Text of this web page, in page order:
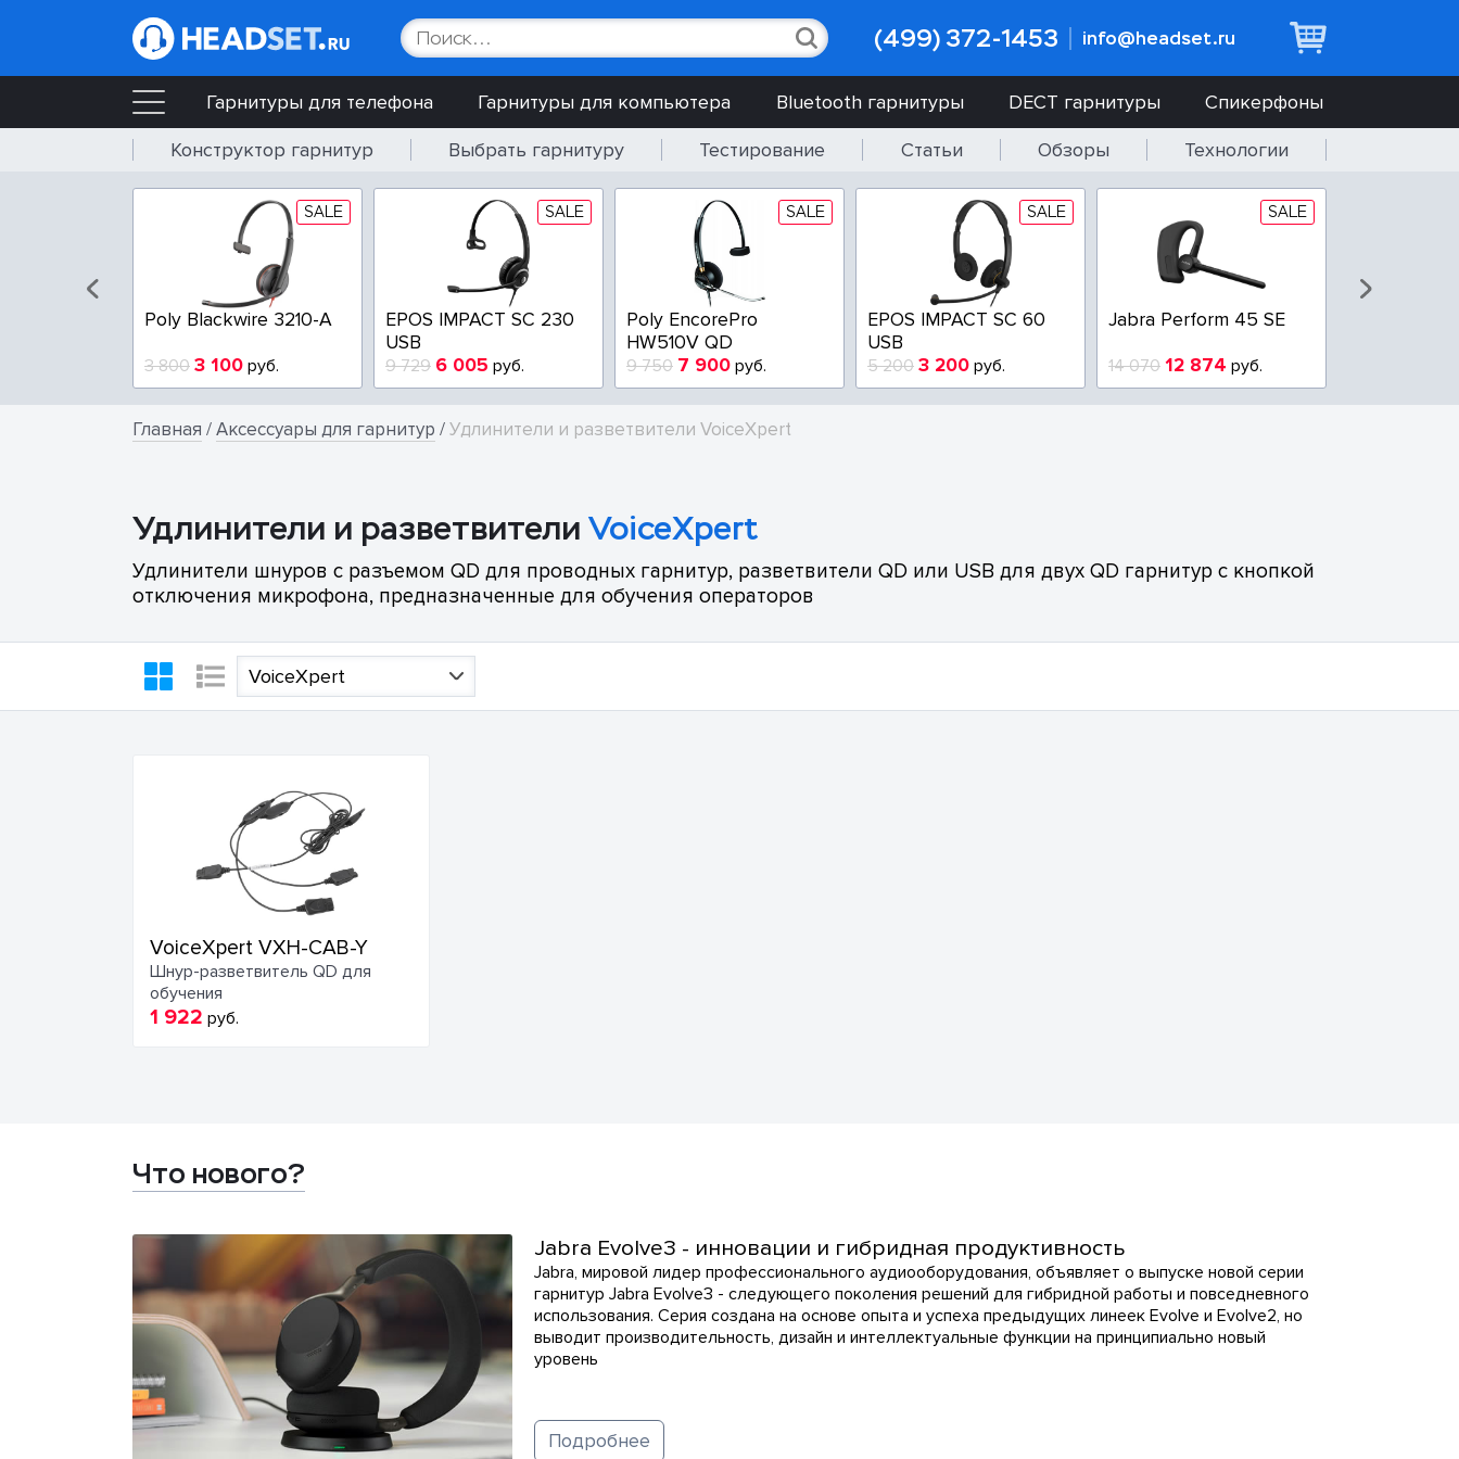
(499) 372-1453 info@headset.ru
Гарнитуры для телефона Гарнитуры для компьютера Bluetooth гарнитуры DECT гарнитуры
Спикерфоны
Конструктор гарнитур
Выбрать гарнитуру Тестирование Статьи Обзоры Технологии
SALE
Poly Blackwire 3210-A
3 800 3 100 руб.
SALE
EPOS IMPACT SC 230
USB
9 729 6 005 руб.
SALE
Poly EncorePro
HW510V QD
9 750 7 900 руб.
SALE
EPOS IMPACT SC 60
USB
5 200 3 200 руб.
SALE
Jabra Perform 45 SE
14 070 12 874 руб.
Главная /Аксессуары для гарнитур /Удлинители и разветвители VoiceXpert
Удлинители и разветвители VoiceXpert
Удлинители шнуров с разъемом QD для проводных гарнитур, разветвители QD или USB для двух QD гарнитур с кнопкой
отключения микрофона, предназначенные для обучения операторов
VoiceXpert
VoiceXpert VXH-CAB-Y
Шнур-разветвитель QD для
обучения
1 922 руб.
Что нового?
Jabra Evolve3 - инновации и гибридная продуктивность
Jabra, мировой лидер профессионального аудиооборудования, объявляет о выпуске новой серии
гарнитур Jabra Evolve3 - следующего поколения решений для гибридной работы и повседневного
использования. Серия создана на основе опыта и успеха предыдущих линеек Evolve и Evolve2, но
выводит производительность, дизайн и интеллектуальные функции на принципиально новый
уровень
Подробнее